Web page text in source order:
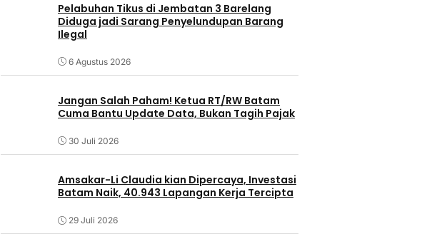
Pelabuhan Tikus di Jembatan 3 Barelang
Diduga jadi Sarang Penyelundupan Barang
Ilegal
6 Agustus 2026
Jangan Salah Paham! Ketua RT/RW Batam
Cuma Bantu Update Data, Bukan Tagih Pajak
30 Juli 2026
Amsakar-Li Claudia kian Dipercaya, Investasi
Batam Naik, 40.943 Lapangan Kerja Tercipta
29 Juli 2026